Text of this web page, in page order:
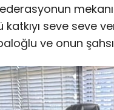
seve seve
ve onun